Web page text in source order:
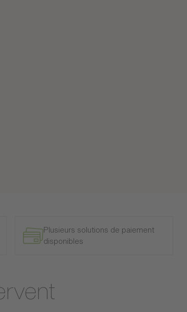
Plusieurs solutions de paiement
disponibles